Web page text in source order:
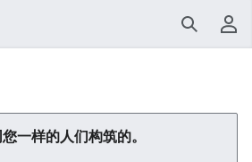
搜索 用
一样的人们构筑的。